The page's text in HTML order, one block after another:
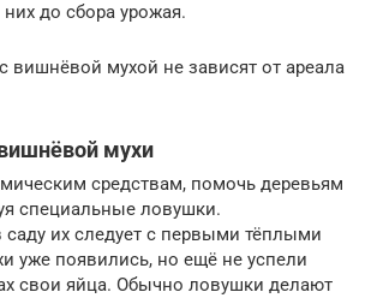
до сбора урожая.
вишнёвой мухой не зависят от ареала
мухи
средствам, помочь деревьям
специальные ловушки.
саду их следует с первыми тёплыми
уже появились, но ещё не успели
свои яйца. Обычно ловушки делают